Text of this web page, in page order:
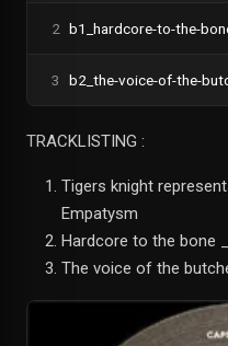
2
3
TRACKLISTING :
Tigers knight
Empatysm
Hardcore to the bone
The voice of the